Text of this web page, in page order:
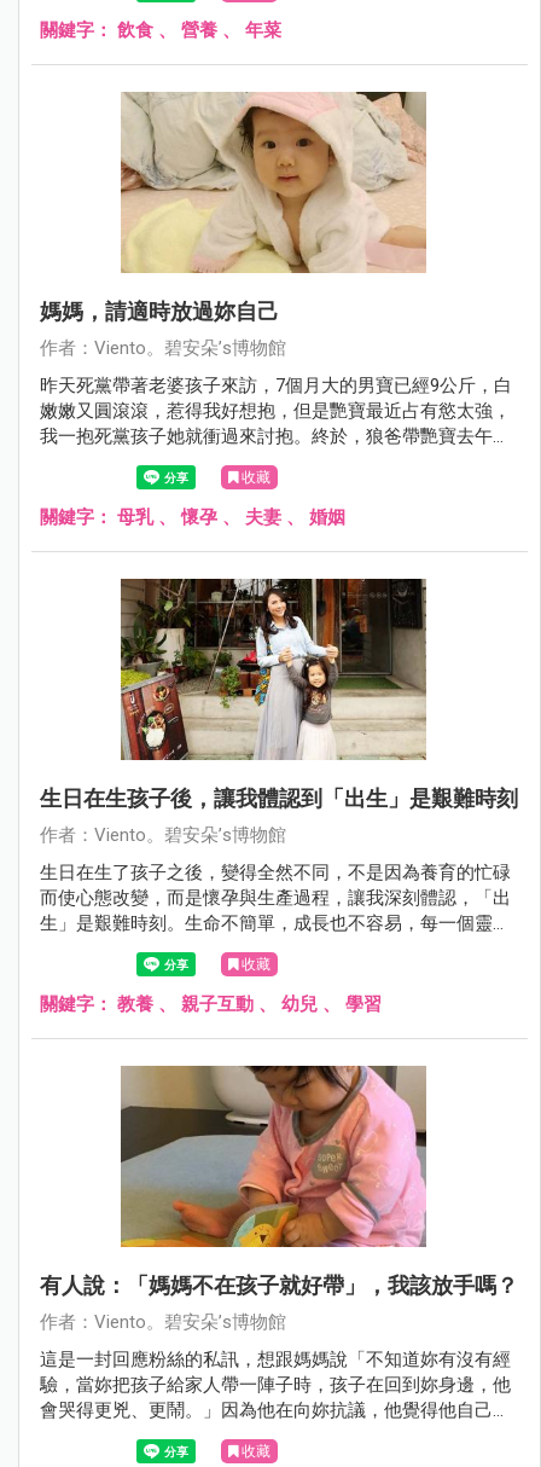
關鍵字： 飲食 、 營養 、 年菜
媽媽，請適時放過妳自己
作者：Viento。碧安朵’s博物館
昨天死黨帶著老婆孩子來訪，7個月大的男寶已經9公斤，白
嫩嫩又圓滾滾，惹得我好想抱，但是艷寶最近占有慾太強，
我一抱死黨孩子她就衝過來討抱。終於，狼爸帶艷寶去午
睡，我們才有點時間好好聊聊。死黨感謝我在他們剛進月子
中心時，給他們關於哺乳的建議，讓他們感到獲得救贖。我
看著他老婆說：「要適時放過自己！」
收藏
關鍵字： 母乳、懷孕 、 夫妻 、 婚姻
生日在生孩子後，讓我體認到「出生」是艱難時刻
作者：Viento。碧安朵’s博物館
生日在生了孩子之後，變得全然不同，不是因為養育的忙碌
而使心態改變，而是懷孕與生產過程，讓我深刻體認，「出
生」是艱難時刻。生命不簡單，成長也不容易，每一個靈魂
都是鼓足勇氣而來，必定要帶著意義而歸。
收藏
關鍵字： 教養 、 親子互動 、 幼兒 、 學習
有人說：「媽媽不在孩子就好帶」，我該放手嗎？
作者：Viento。碧安朵’s博物館
這是一封回應粉絲的私訊，想跟媽媽說「不知道妳有沒有經
驗，當妳把孩子給家人帶一陣子時，孩子在回到妳身邊，他
會哭得更兇、更鬧。」因為他在向妳抗議，他覺得他自己被
妳丟下了。我是無後援媽媽，當時長輩也質疑是我一直抱，
全親餵，才造成艷寶是高需求，也曾說過類似的話...
收藏